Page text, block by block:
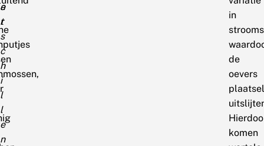
e
r
s
c
h
i
l
l
e
n
a
t
in
de
oevers
komen